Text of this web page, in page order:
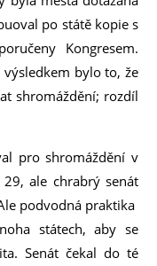
po státě kopie s
Kongresem.
výsledkem bylo to, že
shromáždění; rozdíl
pro shromáždění v
ale chrabrý senát
podvodná praktika
státech, aby se
Senát čekal do té